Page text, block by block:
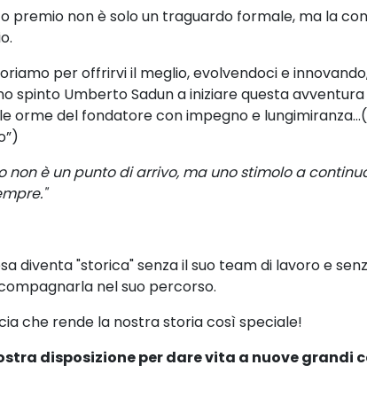
premio non è solo un traguardo formale, ma la
per offrirvi il meglio, evolvendoci e
spinto Umberto Sadun a iniziare questa
orme del fondatore con impegno e
non è un punto di arrivo, ma uno stimolo a
diventa "storica" senza il suo team di lavoro e
nel suo percorso.
che rende la nostra storia così speciale!
disposizione per dare vita a nuove grandi